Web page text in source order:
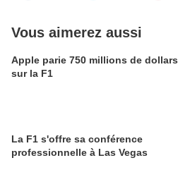
Vous aimerez aussi
Apple parie 750 millions de dollars
sur la F1
La F1 s'offre sa conférence
professionnelle à Las Vegas